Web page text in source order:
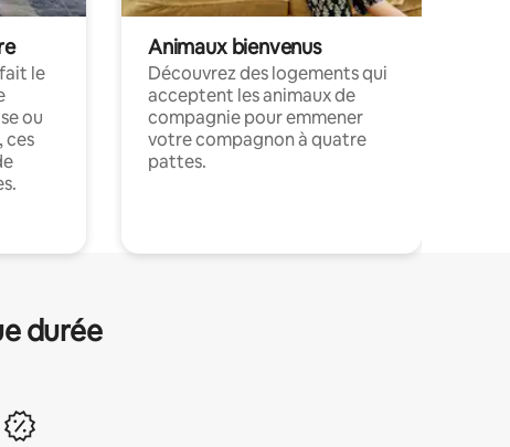
le
ou
ces
Animaux bienvenus
Découvrez des logements qui
acceptent les animaux de
compagnie pour emmener
votre compagnon à quatre
pattes.
durée